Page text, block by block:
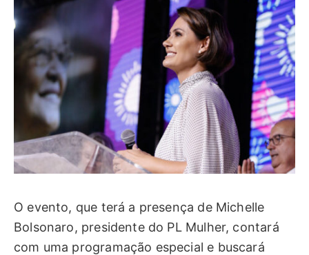
O evento, que terá a presença de Michelle
Bolsonaro, presidente do PL Mulher, contará
com uma programação especial e buscará